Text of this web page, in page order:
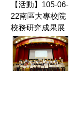
【活動】105-06-
22南區大專校院
校務研究成果展